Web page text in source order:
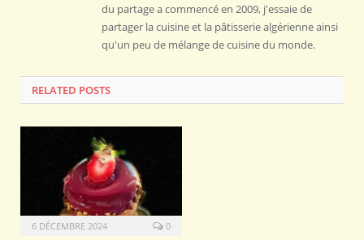
du partage a commencé en 2009, j'essaie de
partager la cuisine et la pâtisserie algérienne ainsi
qu'un peu de mélange de cuisine du monde.
RELATED POSTS
6 DÉCEMBRE 2024 0